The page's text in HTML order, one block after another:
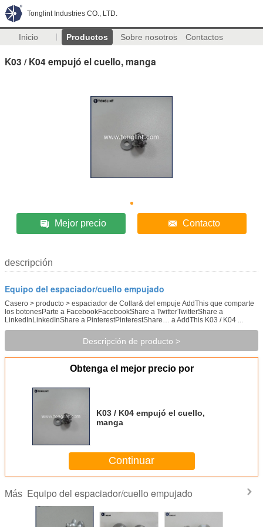
Tonglint Industries CO., LTD.
Inicio Productos Sobre nosotros Contactos
K03 / K04 empujó el cuello, manga
Mejor precio Contacto
descripción
Equipo del espaciador/cuello empujado
Casero > producto > espaciador de Collar& del empuje AddThis que comparte
los botonesParte a FacebookFacebookShare a TwitterTwitterShare a
LinkedInLinkedInShare a PinterestPinterestShare… a AddThis K03 / K04 ...
Descripción de producto >
Obtenga el mejor precio por
K03 / K04 empujó el cuello,
manga
Continuar
Más Equipo del espaciador/cuello empujado